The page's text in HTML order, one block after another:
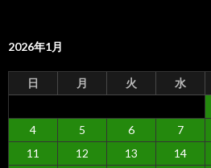
2026年1月
日 月 火 水
4
5 6 7
11
12 13 14